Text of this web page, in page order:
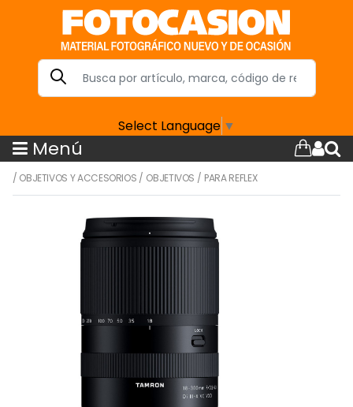
Select Language ▼
Menú
/ OBJETIVOS Y ACCESORIOS / OBJETIVOS / PARA REFLEX